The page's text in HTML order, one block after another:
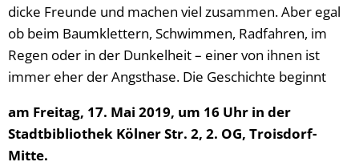
dicke Freunde und machen viel zusammen. Aber egal
ob beim Baumklettern, Schwimmen, Radfahren, im
Regen oder in der Dunkelheit – einer von ihnen ist
immer eher der Angsthase. Die Geschichte beginnt
am Freitag, 17. Mai 2019, um 16 Uhr in der
Stadtbibliothek Kölner Str. 2, 2. OG, Troisdorf-
Mitte.